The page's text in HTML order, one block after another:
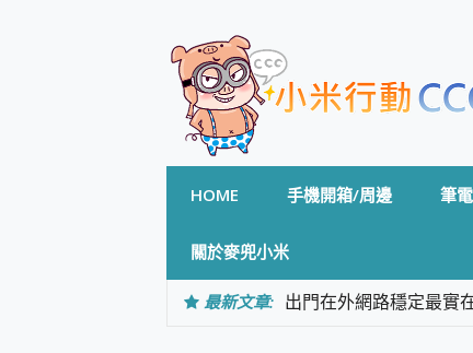
HOME 手機開箱/周邊 筆
關於麥兜小米
最新文章: 出門在外網路穩定最實